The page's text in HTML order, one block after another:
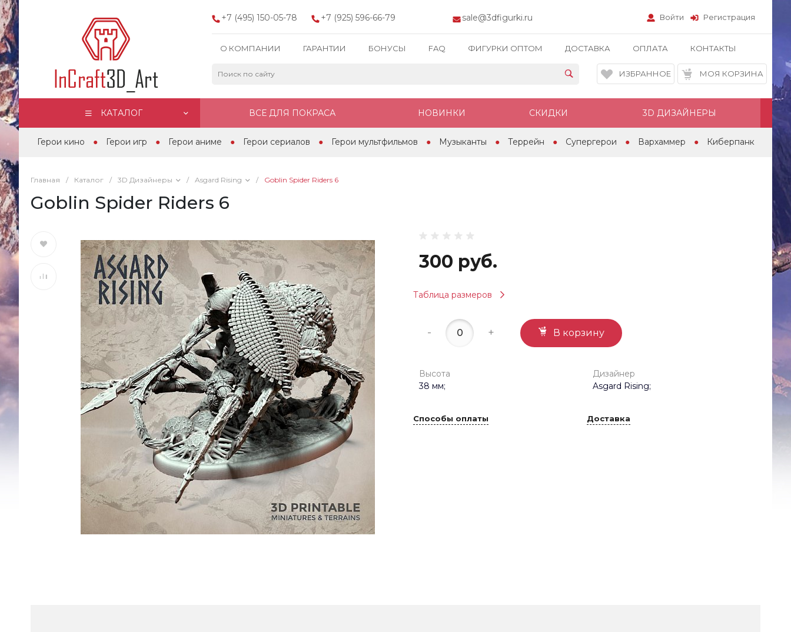
+7 (495) 150-05-78 +7 (925) 596-66-79 sale@3dfigurki.ru Войти Регистрация
О КОМПАНИИ ГАРАНТИИ БОНУСЫ FAQ ФИГУРКИ ОПТОМ ДОСТАВКА ОПЛАТА КОНТАКТЫ
ИЗБРАННОЕ МОЯ КОРЗИНА
КАТАЛОГ ВСЕ ДЛЯ ПОКРАСА НОВИНКИ СКИДКИ 3D ДИЗАЙНЕРЫ
Герои кино Герои игр Герои аниме Герои сериалов Герои мультфильмов Музыканты Террейн Супергерои Вархаммер Киберпанк
Главная / Каталог / 3D Дизайнеры / Asgard Rising / Goblin Spider Riders 6
Goblin Spider Riders 6
300 руб.
Таблица размеров
- + В корзину
Высота
38 мм;
Дизайнер
Asgard Rising;
Способы оплаты Доставка